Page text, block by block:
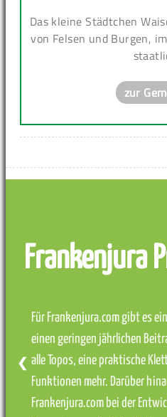
Das kleine Städtchen
von Felsen und Burgen,
zur
Frankenjura
Für Frankenjura.com gibt es
einen geringen jährlichen
alle Topos, eine praktische
Funktionen mehr. Darüber
Frankenjura.com bei der
❮